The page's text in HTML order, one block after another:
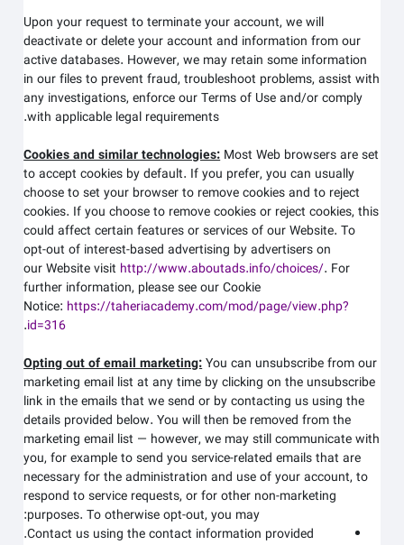
Upon your request to terminate your account, we will
deactivate or delete your account and information from our
active databases. However, we may retain some information
in our files to prevent fraud, troubleshoot problems, assist with
any investigations, enforce our Terms of Use and/or comply
with applicable legal requirements.
Cookies and similar technologies:Most Web browsers are set
to accept cookies by default. If you prefer, you can usually
choose to set your browser to remove cookies and to reject
cookies. If you choose to remove cookies or reject cookies, this
could affect certain features or services of ourWebsite. To
opt-out of interest-based advertising by advertisers on
ourWebsitevisithttp://www.aboutads.info/choices/.For
further information, please see our Cookie
Notice:https://taheriacademy.com/mod/page/view.php?
id=316
.
Opting out of email marketing:You can unsubscribe from our
marketing email list at any time by clicking on the unsubscribe
link in the emails that we send or by contacting us using the
details provided below. You will then be removed from the
marketing email list — however, we may still communicate with
you, for example to send you service-related emails that are
necessary for the administration and use of your account, to
respond to service requests, or for other non-marketing
purposes. To otherwise opt-out, you may:
Contact us using the contact information provided.